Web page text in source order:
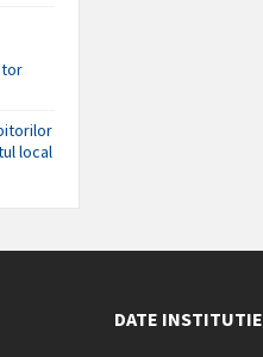
local
DATE INSTITUTIE